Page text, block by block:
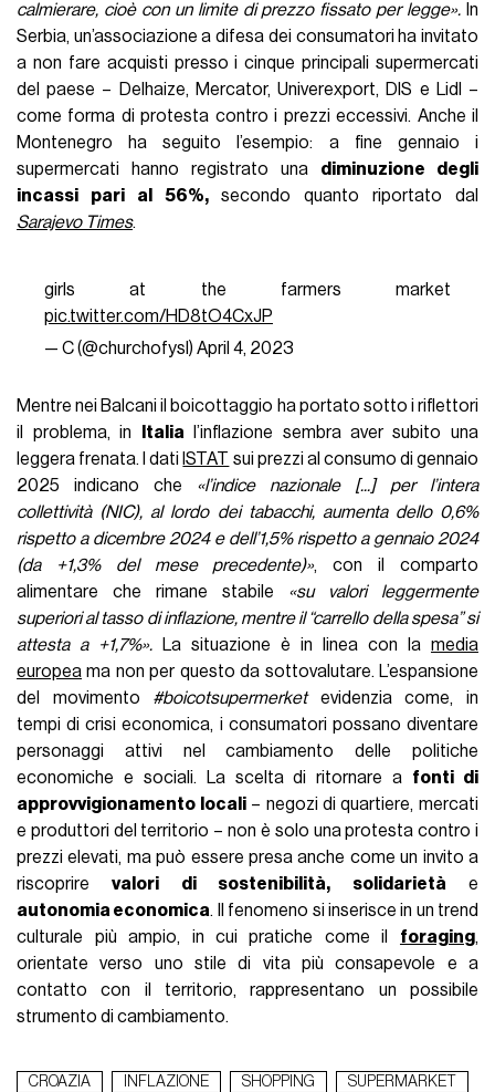
calmierare, cioè con un limite di prezzo fissato per legge». In
Serbia, un’associazione a difesa dei consumatori ha invitato
a non fare acquisti presso i cinque principali supermercati
del paese – Delhaize, Mercator, Univerexport, DIS e Lidl –
come forma di protesta contro i prezzi eccessivi. Anche il
Montenegro ha seguito l’esempio: a fine gennaio i
supermercati hanno registrato una diminuzione degli
incassi pari al 56%,secondo quanto riportato dal
Sarajevo Times.
girls at the farmers market
pic.twitter.com/HD8tO4CxJP
— C (@churchofysl) April 4, 2023
Mentre nei Balcani il boicottaggio ha portato sotto i riflettori
il problema, in
Italial’inflazione sembra aver subito una
leggera frenata. I dati ISTAT sui prezzi al consumo di gennaio
2025 indicano che «l’indice nazionale [...] per l’intera
collettività (NIC), al lordo dei tabacchi, aumenta dello 0,6%
rispetto a dicembre 2024 e dell’1,5% rispetto a gennaio 2024
(da +1,3% del mese precedente)», con il comparto
alimentare che rimane stabile «su valori leggermente
superiori al tasso di inflazione, mentre il “carrello della spesa” si
attesta a +1,7%». La situazione è in linea con la media
europea ma non per questo da sottovalutare. L’espansione
del movimento #boicotsupermerketevidenzia come, in
tempi di crisi economica, i consumatori possano diventare
personaggi attivi nel cambiamento delle politiche
economiche e sociali. La scelta di ritornare a fonti di
approvvigionamento locali– negozi di quartiere, mercati
e produttori del territorio – non è solo una protesta contro i
prezzi elevati, ma può essere presa anche come un invito a
riscoprirevalori di sostenibilità, solidarietàe
autonomia economica. Il fenomeno si inserisce in un trend
culturale più ampio, in cui pratiche come il foraging,
orientate verso uno stile di vita più consapevole e a
contatto con il territorio, rappresentano un possibile
strumento di cambiamento.
CROAZIA INFLAZIONE SHOPPING
SUPERMARKET